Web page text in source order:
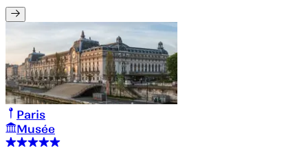
Paris
Musée